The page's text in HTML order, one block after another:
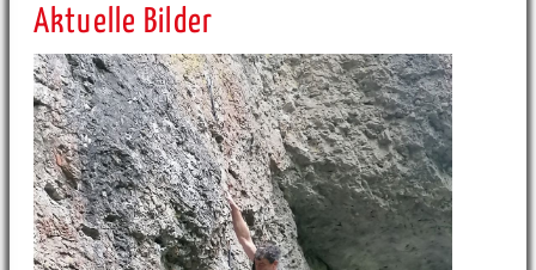
Aktuelle Bilder